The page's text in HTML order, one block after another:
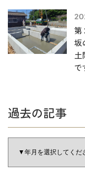
第
坂
土
で
過去の記事